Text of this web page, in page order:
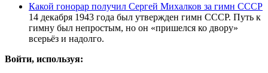
Какой гонорар получил Сергей Михалков за гимн СССР
14 декабря 1943 года был утвержден гимн СССР. Путь к
гимну был непростым, но он «пришелся ко двору»
всерьёз и надолго.
Войти, используя: